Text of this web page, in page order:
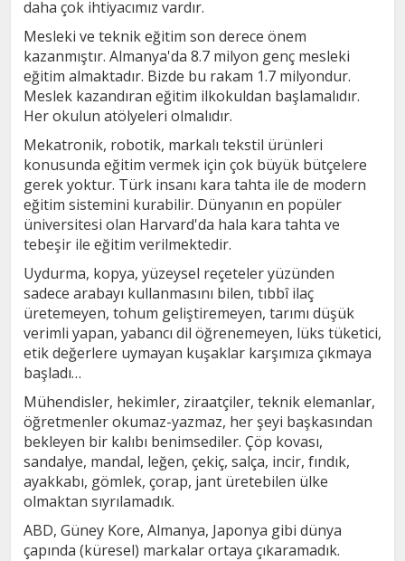
daha çok ihtiyacımız vardır.
Mesleki ve teknik eğitim son derece önem
kazanmıştır. Almanya'da 8.7 milyon genç mesleki
eğitim almaktadır. Bizde bu rakam 1.7 milyondur.
Meslek kazandıran eğitim ilkokuldan başlamalıdır.
Her okulun atölyeleri olmalıdır.
Mekatronik, robotik, markalı tekstil ürünleri
konusunda eğitim vermek için çok büyük bütçelere
gerek yoktur. Türk insanı kara tahta ile de modern
eğitim sistemini kurabilir. Dünyanın en popüler
üniversitesi olan Harvard'da hala kara tahta ve
tebeşir ile eğitim verilmektedir.
Uydurma, kopya, yüzeysel reçeteler yüzünden
sadece arabayı kullanmasını bilen, tıbbî ilaç
üretemeyen, tohum geliştiremeyen, tarımı düşük
verimli yapan, yabancı dil öğrenemeyen, lüks tüketici,
etik değerlere uymayan kuşaklar karşımıza çıkmaya
başladı…
Mühendisler, hekimler, ziraatçiler, teknik elemanlar,
öğretmenler okumaz-yazmaz, her şeyi başkasından
bekleyen bir kalıbı benimsediler. Çöp kovası,
sandalye, mandal, leğen, çekiç, salça, incir, fındık,
ayakkabı, gömlek, çorap, jant üretebilen ülke
olmaktan sıyrılamadık.
ABD, Güney Kore, Almanya, Japonya gibi dünya
çapında (küresel) markalar ortaya çıkaramadık.